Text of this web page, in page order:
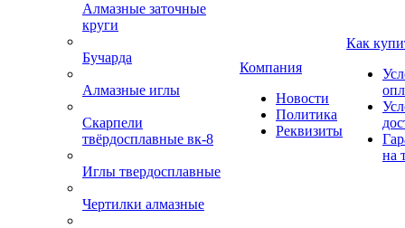
Алмазные заточные
круги
Бучарда
Алмазные иглы
Скарпели
твёрдосплавные вк-8
Иглы твердосплавные
Чертилки алмазные
Компания
Новости
Политика
Реквизиты
Как
на